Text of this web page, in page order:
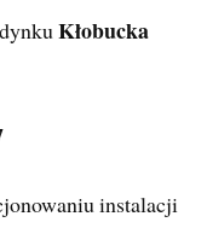
Kłobucka
instalacji